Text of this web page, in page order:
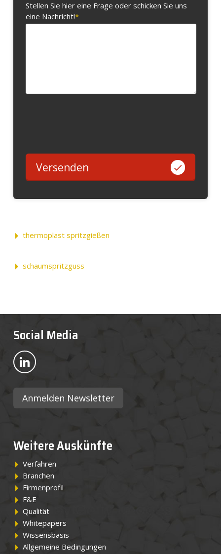
Stellen Sie hier eine Frage oder schicken Sie uns
eine Nachricht!*
Versenden
thermoplast spritzgießen
schaumspritzguss
Social Media
Bekijk ons op LinkedIn
Anmelden Newsletter
Weitere Auskünfte
Verfahren
Branchen
Firmenprofil
F&E
Qualität
Whitepapers
Wissensbasis
Allgemeine Bedingungen